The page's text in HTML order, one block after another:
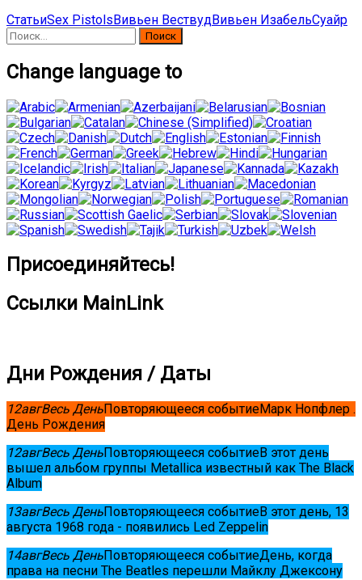
СтатьиSex PistolsВивьен ВествудВивьен ИзабельСуайр
Найти:
Change language to
Присоединяйтесь!
Ссылки MainLink
Дни Рождения / Даты
12авгВесь ДеньПовторяющееся событиеМарк Нопфлер .
День Рождения
12авгВесь ДеньПовторяющееся событиеВ этот день
вышел альбом группы Metallica известный как The Black
Album
13авгВесь ДеньПовторяющееся событиеВ этот день, 13
августа 1968 года - появились Led Zeppelin
14авгВесь ДеньПовторяющееся событиеДень, когда
права на песни The Beatles перешли Майклу Джексону